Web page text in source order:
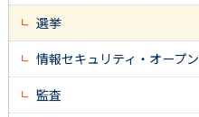
選挙
情報セキュリティ・オープ
監査